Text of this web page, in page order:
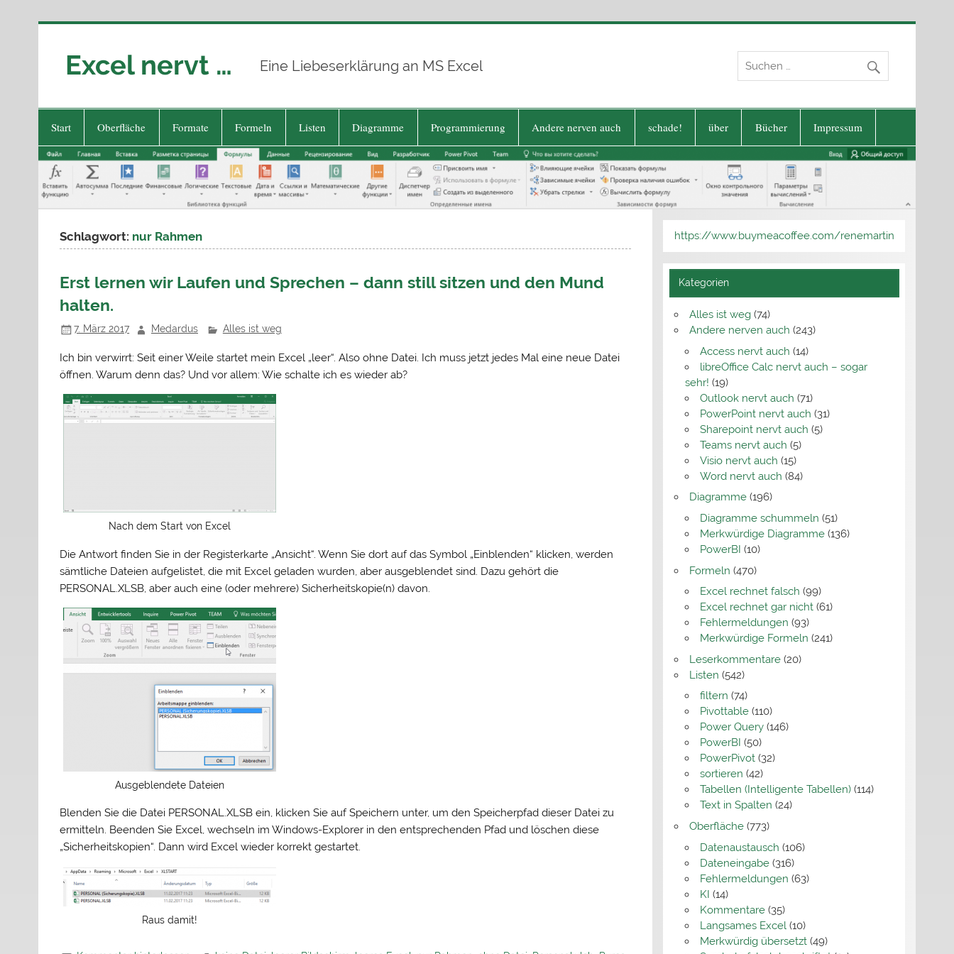
Excel nervt … Eine Liebeserklärung an MS Excel
Start Oberfläche Formate Formeln Listen Diagramme Programmierung Andere nerven auch schade! über Bücher Impressum
Schlagwort: nur Rahmen
Erst lernen wir Laufen und Sprechen – dann still sitzen und den Mund
halten.
7. März 2017 Medardus Alles ist weg
Ich bin verwirrt: Seit einer Weile startet mein Excel „leer“. Also ohne Datei. Ich muss jetzt jedes Mal eine neue Datei
öffnen. Warum denn das? Und vor allem: Wie schalte ich es wieder ab?
Nach dem Start von Excel
Die Antwort finden Sie in der Registerkarte „Ansicht“. Wenn Sie dort auf das Symbol „Einblenden“ klicken, werden
sämtliche Dateien aufgelistet, die mit Excel geladen wurden, aber ausgeblendet sind. Dazu gehört die
PERSONAL.XLSB, aber auch eine (oder mehrere) Sicherheitskopie(n) davon.
Ausgeblendete Dateien
Blenden Sie die Datei PERSONAL.XLSB ein, klicken Sie auf Speichern unter, um den Speicherpfad dieser Datei zu
ermitteln. Beenden Sie Excel, wechseln im Windows-Explorer in den entsprechenden Pfad und löschen diese
„Sicherheitskopien“. Dann wird Excel wieder korrekt gestartet.
Raus damit!
https://www.buymeacoffee.com/renemartin
Kategorien
Alles ist weg(74)
Andere nerven auch (243)
Access nervt auch (14)
libreOffice Calc nervt auch – sogar
sehr! (19)
Outlook nervt auch (71)
PowerPoint nervt auch (31)
Sharepoint nervt auch (5)
Teams nervt auch (5)
Visio nervt auch (15)
Word nervt auch (84)
Diagramme(196)
Diagramme schummeln (51)
Merkwürdige Diagramme (136)
PowerBI (10)
Formeln (470)
Excel rechnet falsch (99)
Excel rechnet gar nicht (61)
Fehlermeldungen (93)
Merkwürdige Formeln (241)
Leserkommentare(20)
Listen (542)
filtern (74)
Pivottable (110)
Power Query (146)
PowerBI (50)
PowerPivot (32)
sortieren (42)
Tabellen (Intelligente Tabellen) (114)
Text in Spalten (24)
Oberfläche(773)
Datenaustausch (106)
Dateneingabe (316)
Fehlermeldungen (63)
KI (14)
Kommentare (35)
Langsames Excel (10)
Merkwürdig übersetzt (49)